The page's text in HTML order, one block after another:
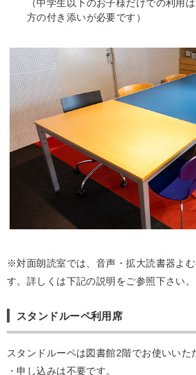
（中学生以下のお子様だけでの利用
方の付き添いが必要です）
※対面朗読室では、音声・拡大読書器よ
す。詳しくは下記の説明をご参照下さい。
スタンドルーペ利用席
スタンドルーペは図書館2階でお使いいた
・申し込みは不要です。